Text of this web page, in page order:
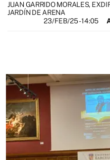
JUAN GARRIDO MORALES,
JARDÍN DE ARENA
23/FEB/25- 14:05